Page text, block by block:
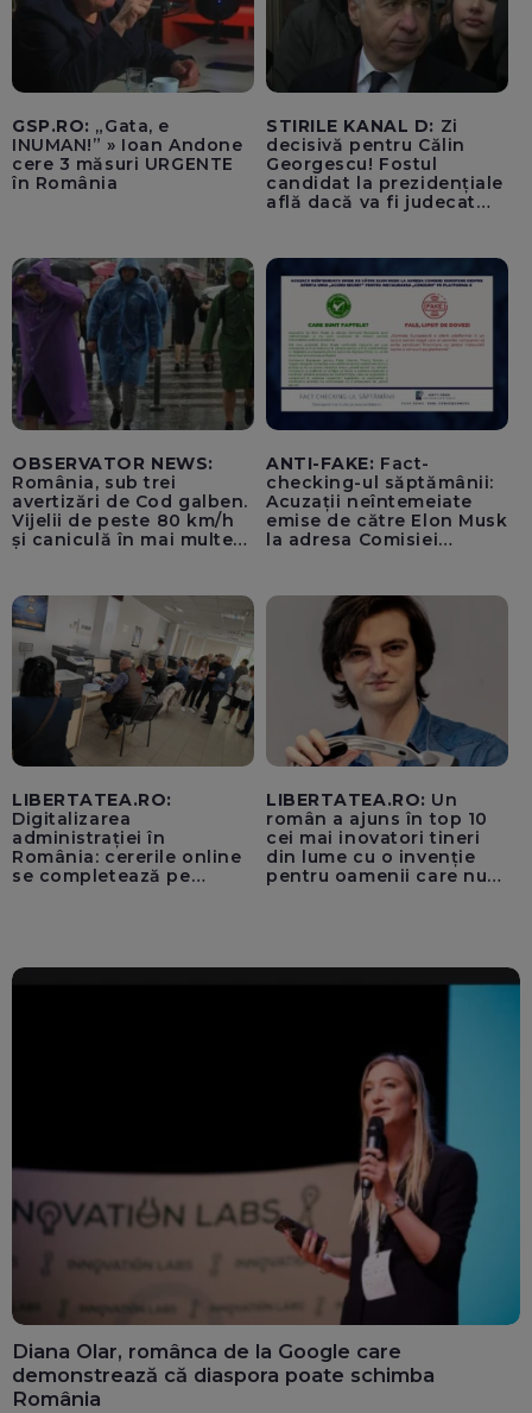
GSP.RO: „Gata, e
INUMAN!” » Ioan Andone
cere 3 măsuri URGENTE
în România
STIRILE KANAL D: Zi
decisivă pentru Călin
Georgescu! Fostul
candidat la prezidențiale
află dacă va fi judecat
OBSERVATOR NEWS:
România, sub trei
avertizări de Cod galben.
Vijelii de peste 80 km/h
și caniculă în mai multe
ANTI-FAKE: Fact-
checking-ul săptămânii:
Acuzații neîntemeiate
emise de către Elon Musk
la adresa Comisiei
pentru instaurarea
„cenzurii” pe platforma X
LIBERTATEA.RO:
Digitalizarea
administrației în
România: cererile online
se completează pe
LIBERTATEA.RO: Un
român a ajuns în top 10
cei mai inovatori tineri
din lume cu o invenție
pentru oamenii care nu
Diana Olar, românca de la Google care
demonstrează că diaspora poate schimba
România